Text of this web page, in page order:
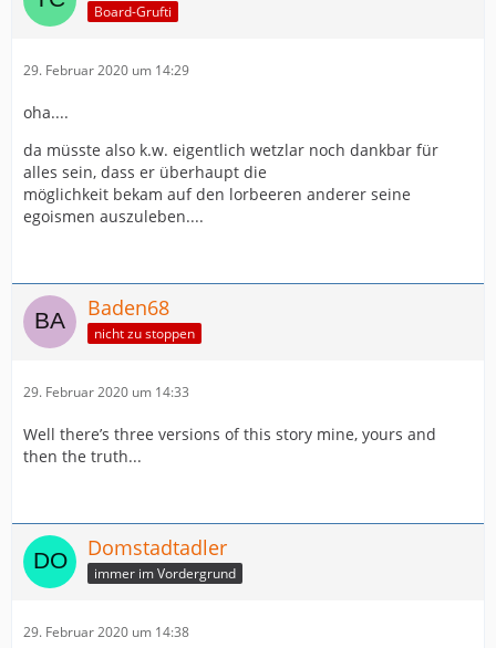
Board-Grufti
29. Februar 2020 um 14:29
oha....
da müsste also k.w. eigentlich wetzlar noch dankbar für
alles sein, dass er überhaupt die
möglichkeit bekam auf den lorbeeren anderer seine
egoismen auszuleben....
Baden68
nicht zu stoppen
29. Februar 2020 um 14:33
Well there’s three versions of this story mine, yours and
then the truth...
Domstadtadler
immer im Vordergrund
29. Februar 2020 um 14:38